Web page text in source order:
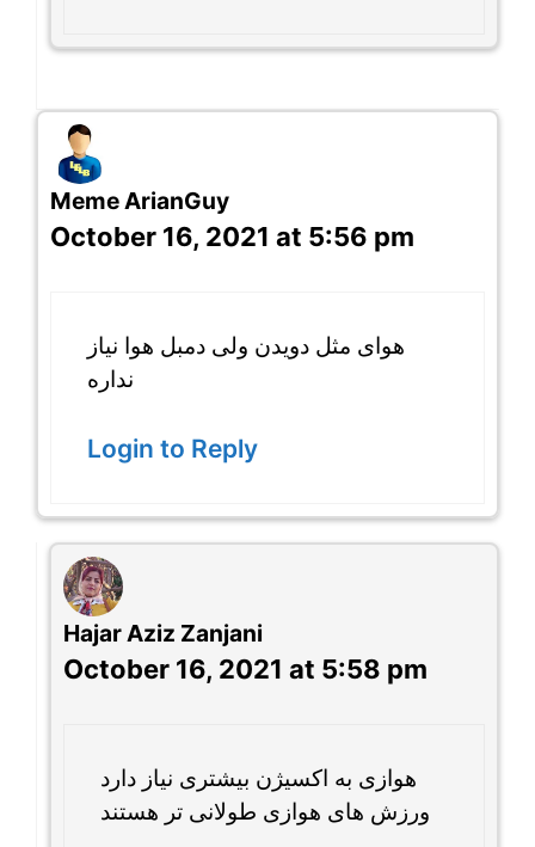
Meme ArianGuy
October 16, 2021 at 5:56 pm
هوای مثل دویدن ولی دمبل هوا نیاز
نداره
Login to Reply
Hajar Aziz Zanjani
October 16, 2021 at 5:58 pm
هوازی به اکسیژن بیشتری نیاز دارد
ورزش های هوازی طولانی تر هستند